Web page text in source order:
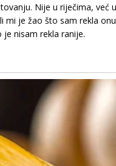
Nije u riječima, već
mi je žao što sam rekla
nisam rekla ranije.